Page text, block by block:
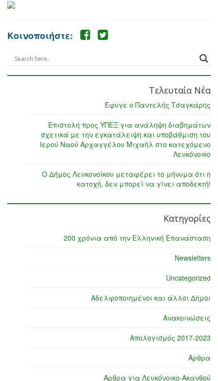
Κοινοποιήστε:
Τελευταία Νέα
Έφυγε ο Παντελής Τσαγκάρης
Επιστολή προς ΥΠΕΞ για ανάληψη διαβημάτων
σχετικά με την εγκατάλειψη και υποβάθμιση του
Ιερού Ναού Αρχαγγέλου Μιχαήλ στο κατεχόμενο
Λευκόνοικο
Ο Δήμος Λευκονοίκου μεταφέρει το μήνυμα ότι η
κατοχή, δεν μπορεί να γίνει αποδεκτή!
Κατηγορίες
200 χρόνια από την Ελληνική Επανάσταση
Newsletters
Uncategorized
Αδελφοποιημένοι και άλλοι Δήμοι
Ανακοινώσεις
Απολογισμός 2017-2023
Άρθρα
Άρθρα για Λευκόνοικο-Ακανθού